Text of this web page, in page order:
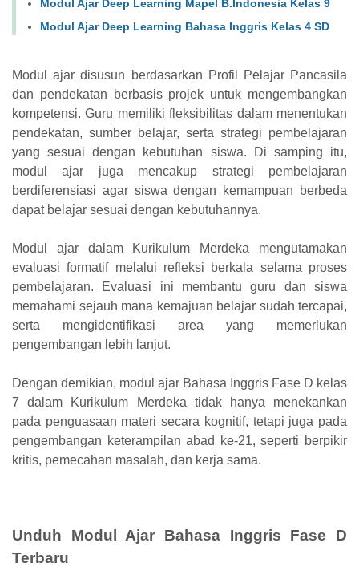
Modul Ajar Deep Learning Mapel B.Indonesia Kelas 9
Modul Ajar Deep Learning Bahasa Inggris Kelas 4 SD
Modul ajar disusun berdasarkan Profil Pelajar Pancasila
dan pendekatan berbasis projek untuk mengembangkan
kompetensi. Guru memiliki fleksibilitas dalam menentukan
pendekatan, sumber belajar, serta strategi pembelajaran
yang sesuai dengan kebutuhan siswa. Di samping itu,
modul ajar juga mencakup strategi pembelajaran
berdiferensiasi agar siswa dengan kemampuan berbeda
dapat belajar sesuai dengan kebutuhannya.
Modul ajar dalam Kurikulum Merdeka mengutamakan
evaluasi formatif melalui refleksi berkala selama proses
pembelajaran. Evaluasi ini membantu guru dan siswa
memahami sejauh mana kemajuan belajar sudah tercapai,
serta mengidentifikasi area yang memerlukan
pengembangan lebih lanjut.
Dengan demikian, modul ajar Bahasa Inggris Fase D kelas
7 dalam Kurikulum Merdeka tidak hanya menekankan
pada penguasaan materi secara kognitif, tetapi juga pada
pengembangan keterampilan abad ke-21, seperti berpikir
kritis, pemecahan masalah, dan kerja sama.
Unduh Modul Ajar Bahasa Inggris Fase D
Terbaru